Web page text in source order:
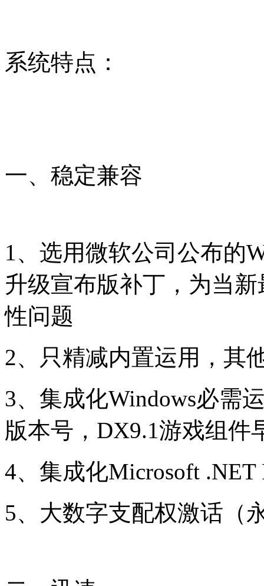
系统特点：
一、稳定兼容
1、选用微软公司公布的
升级宣布版补丁，为当
性问题
2、只精减内置运用，其
3、集成化Windows必需
版本号，DX9.1游戏组件
4、集成化Microsoft .NET
5、大数字支配权激话（